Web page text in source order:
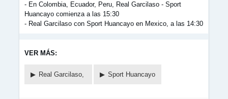
- En Colombia, Ecuador, Peru, Real Garcilaso - Sport
Huancayo comienza a las 15:30
- Real Garcilaso con Sport Huancayo en Mexico, a las 14:30
VER MÁS:
Real Garcilaso, Sport Huancayo